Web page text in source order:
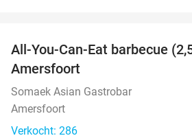
All-You-Can-Eat barbecue
Amersfoort
Somaek Asian Gastrobar
Amersfoort
Verkocht: 286